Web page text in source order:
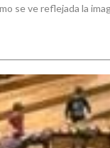
se ve reflejada la